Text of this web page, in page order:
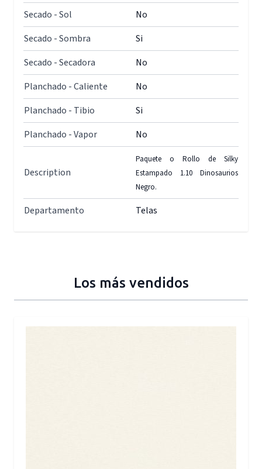
Secado - Sol
No
Secado - Sombra
Si
Secado - Secadora
No
Planchado - Caliente
No
Planchado - Tibio
Si
Planchado - Vapor
No
Description
Paquete o Rollo de Silky
Estampado 1.10 Dinosaurios
Negro.
Departamento Telas
Los más vendidos